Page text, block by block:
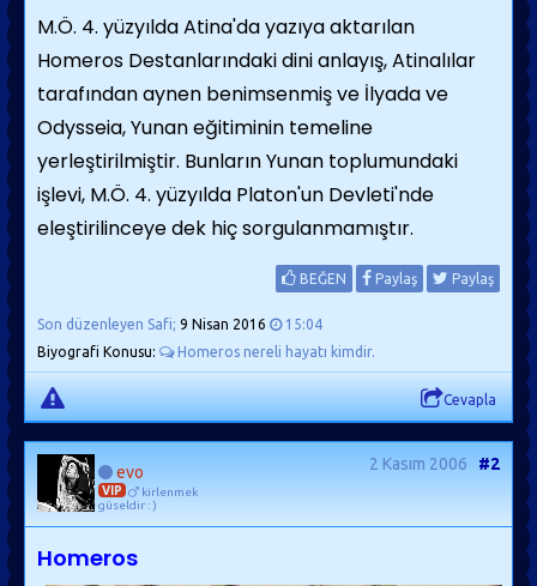
M.Ö. 4. yüzyılda Atina'da yazıya aktarılan
Homeros Destanlarındaki dini anlayış, Atinalılar
tarafından aynen benimsenmiş ve İlyada ve
Odysseia, Yunan eğitiminin temeline
yerleştirilmiştir. Bunların Yunan toplumundaki
işlevi, M.Ö. 4. yüzyılda Platon'un Devleti'nde
eleştirilinceye dek hiç sorgulanmamıştır.
BEĞEN Paylaş Paylaş
Son düzenleyen Safi; 9 Nisan 2016
15:04
Biyografi Konusu:
Homeros nereli hayatı kimdir.
Cevapla
evo
VIP
kirlenmek
güseldir : )
2 Kasım 2006 #2
Homeros